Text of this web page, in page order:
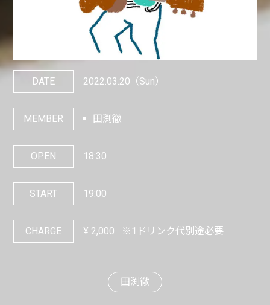
DATE 2022.03.20 （Sun）
MEMBER 田渕徹
OPEN 18:30
START 19:00
CHARGE ¥ 2,000 ※1ドリンク代別途必要
田渕徹